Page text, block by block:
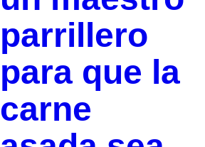
parrillero
para que la
carne